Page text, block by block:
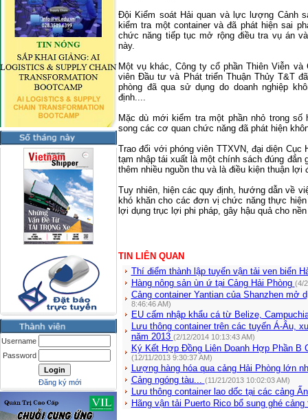
Username
Password
Đăng ký mới
Đội Kiểm soát Hải quan và lực lượng Cảnh
kiểm tra một container và đã phát hiện sai
chức năng tiếp tục mở rộng điều tra vụ án
này.
Một vụ khác, Công ty cổ phần Thiên Viễn
viên Đầu tư và Phát triển Thuận Thủy T&T
phòng đã qua sử dụng do doanh nghiệp
định....
Mặc dù mới kiểm tra một phần nhỏ trong số
song các cơ quan chức năng đã phát hiện
Trao đổi với phóng viên TTXVN, đại diện Cục
tạm nhập tái xuất là một chính sách đúng đắn
thêm nhiều nguồn thu và là điều kiện thuận
Tuy nhiên, hiện các quy định, hướng dẫn về
khó khăn cho các đơn vị chức năng thực
lợi dụng trục lợi phi pháp, gây hậu quả cho
TIN LIÊN QUAN
Thí điểm thành lập tuyến vận tải ven biển
Hàng nông sản ùn ứ tại Cảng Hải Phòng (4/
Cảng container Yantian của Shanzhen mở
8:46:46 AM)
EU cấm nhập khẩu cá từ Belize,
Lưu thông container trên các tuyến Á-Âu,
năm 2013 (2/12/2014 10:13:43 AM)
Ký Kết Hợp Đồng Liên Doanh Hợp Phần B
(12/11/2013 9:30:37 AM)
Lượng hàng hóa qua cảng Hải Phòng lớn
Cảng ngóng tàu... (11/21/2013 10:02:03 AM)
Lưu thông container lao dốc tại các cảng
Hãng vận tải Puerto Rico bổ sung ghé